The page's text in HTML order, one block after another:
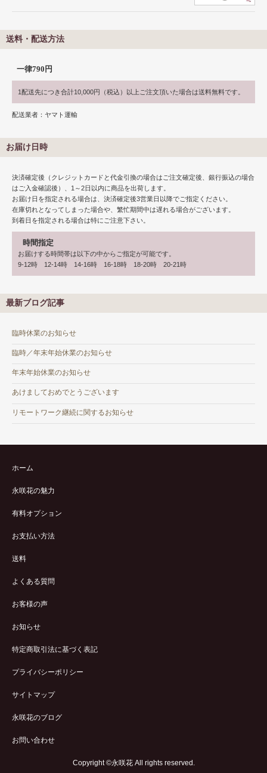
送料・配送方法
一律790円
1配送先につき合計10,000円（税込）以上ご注文頂いた場合は送料無料です。
配送業者：ヤマト運輸
お届け日時
決済確定後（クレジットカードと代金引換の場合はご注文確定後、銀行振込の場合
はご入金確認後）、1～2日以内に商品を出荷します。
お届け日を指定される場合は、決済確定後3営業日以降でご指定ください。
在庫切れとなってしまった場合や、繁忙期間中は遅れる場合がございます。
到着日を指定される場合は特にご注意下さい。
時間指定
お届けする時間帯は以下の中からご指定が可能です。
9-12時 12-14時 14-16時 16-18時 18-20時 20-21時
最新ブログ記事
臨時休業のお知らせ
臨時／年末年始休業のお知らせ
年末年始休業のお知らせ
あけましておめでとうございます
リモートワーク継続に関するお知らせ
ホーム
永咲花の魅力
有料オプション
お支払い方法
送料
よくある質問
お客様の声
お知らせ
特定商取引法に基づく表記
プライバシーポリシー
サイトマップ
永咲花のブログ
お問い合わせ
Copyright ©永咲花 All rights reserved.